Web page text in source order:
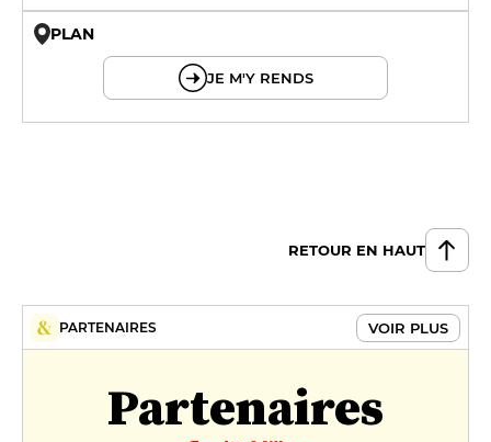
PLAN
JE M'Y RENDS
RETOUR EN HAUT
PARTENAIRES VOIR PLUS
Partenaires